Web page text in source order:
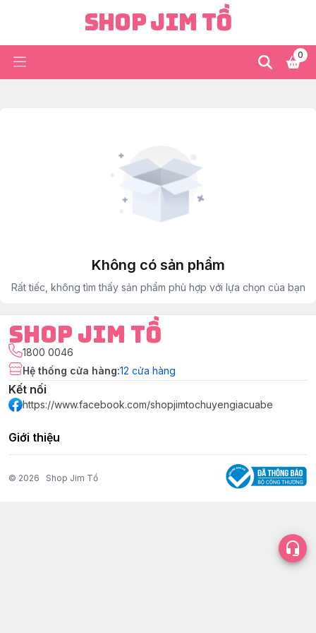
Shop Jim Tồ
0
Không có sản phẩm
Rất tiếc, không tìm thấy sản phẩm phù hợp với lựa chọn của bạn
Shop Jim Tồ
1800 0046
Hệ thống cửa hàng:12 cửa hàng
Kết nối
https://www.facebook.com/shopjimtochuyengiacuabe
Giới thiệu
© 2026 Shop Jim Tồ